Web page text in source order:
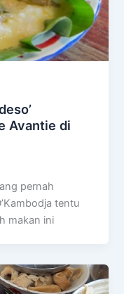
Avantie di
pernah
tentu
makan ini